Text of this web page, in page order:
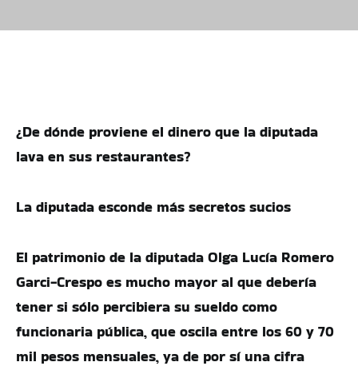
¿De dónde proviene el dinero que la diputada
lava en sus restaurantes?
La diputada esconde más secretos sucios
El patrimonio de la diputada Olga Lucía Romero
Garci-Crespo es mucho mayor al que debería
tener si sólo percibiera su sueldo como
funcionaria pública, que oscila entre los 60 y 70
mil pesos mensuales, ya de por sí una cifra